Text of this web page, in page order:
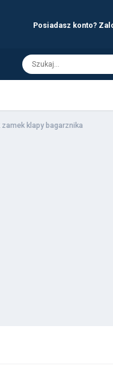
Posiadasz konto?
klapy bagarznika